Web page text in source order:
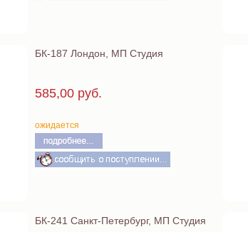
БК-187 Лондон, МП Студия
585,00 руб.
ожидается
БК-241 Санкт-Петербург, МП Студия